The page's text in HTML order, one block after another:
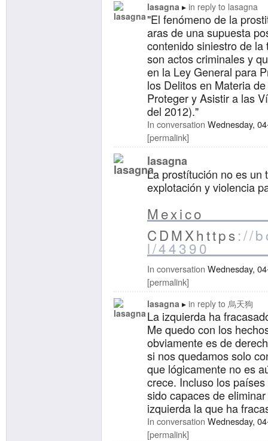
lasagna in reply to lasagna
"El fenómeno de la
aras de una supuesta
contenido siniestro de
son actos criminales y
en la Ley General para
los Delitos en Materia
Proteger y Asistir a las
del 2012)."
In conversation Wednesday,
permalink
lasagna
La prostítución no es un
explotación y violencia
Mexico
CDMXhttps://
l/44390
In conversation Wednesday,
permalink
lasagna in reply to 烏天狗
La izquierda ha
Me quedo con los
obviamente es de
si nos quedamos solo
que lógicamente no es
crece. Incluso los
sido capaces de
izquierda la que ha
In conversation Wednesday,
permalink